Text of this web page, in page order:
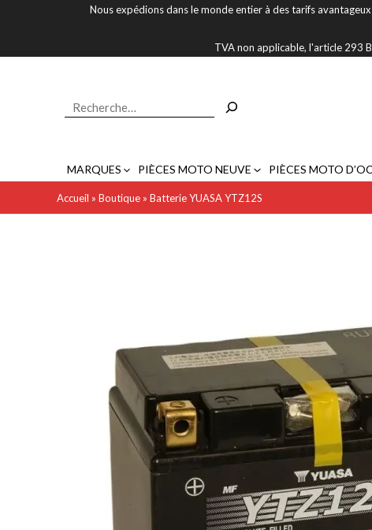
Nous expédions dans le monde entier à des tarifs
TVA non applicable, l'article 293
MARQUES PIÈCES MOTO NEUVE PIÈCES MOTO
Accueil » Boutique » Batterie YUASA YTZ12S